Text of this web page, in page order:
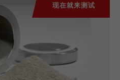
现在就来测试